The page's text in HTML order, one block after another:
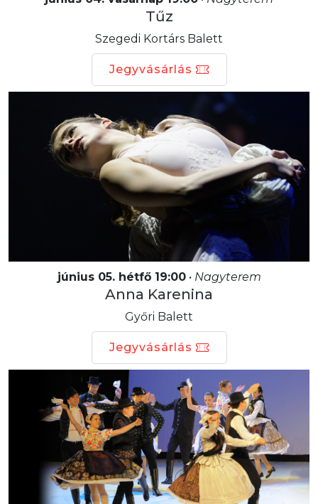
Tűz
Szegedi Kortárs Balett
Jegyvásárlás
június 05. hétfő 19:00• Nagyterem
Anna Karenina
Győri Balett
Jegyvásárlás